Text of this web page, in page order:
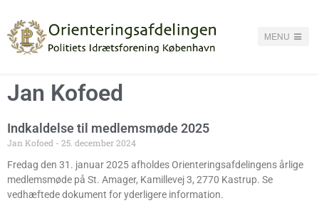
MENU
Jan Kofoed
Indkaldelse til medlemsmøde 2025
Jan Kofoed
25. december 2024
Fredag den 31. januar 2025 afholdes Orienteringsafdelingens årlige
medlemsmøde på St. Amager, Kamillevej 3, 2770 Kastrup. Se
vedhæftede dokument for yderligere information.